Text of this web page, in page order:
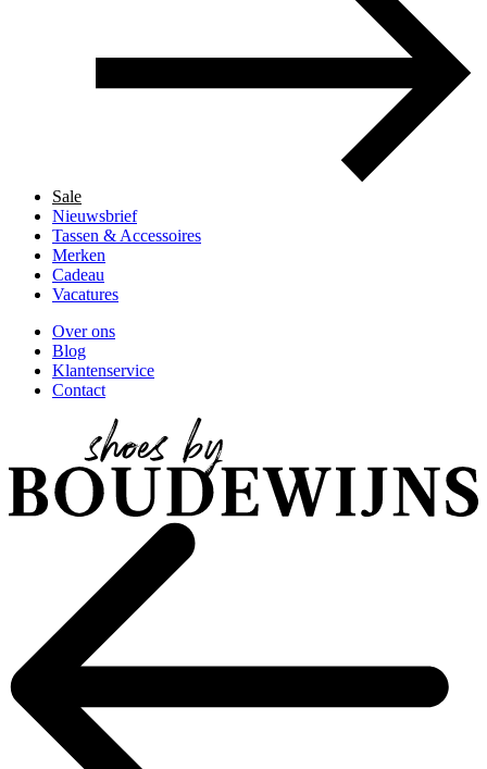
Sale
Nieuwsbrief
Tassen & Accessoires
Merken
Cadeau
Vacatures
Over ons
Blog
Klantenservice
Contact